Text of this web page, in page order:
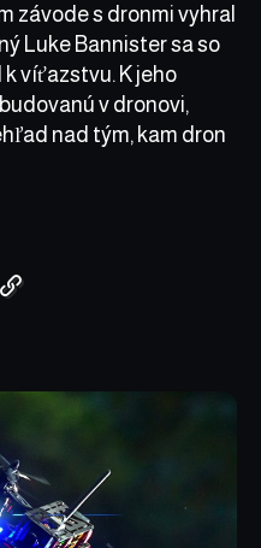
závode s dronmi vyhral
Luke Bannister sa so
víťazstvu. K jeho
v dronovi,
nad tým, kam dron